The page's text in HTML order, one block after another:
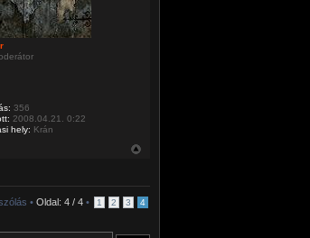
356
2008.04.21. 0:22
hely: Krán
• Oldal: 4 / 4 • 1 2 3 4